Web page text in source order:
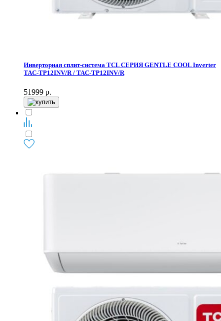
Инверторная сплит-система TCL СЕРИЯ GENTLE COOL Inverter
TAC-TP12INV/R / TAC-TP12INV/R
51999 р.